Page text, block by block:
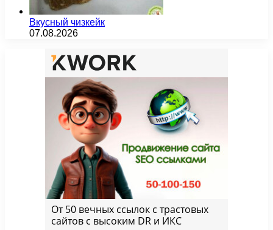
Вкусный чизкейк
07.08.2026